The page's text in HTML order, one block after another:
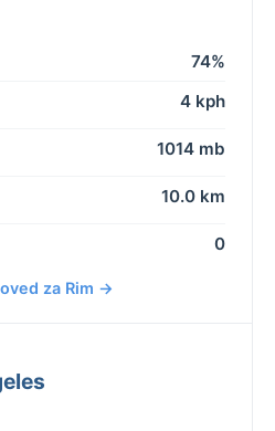
74%
4 kph
1014 mb
10.0 km
0
za Rim →